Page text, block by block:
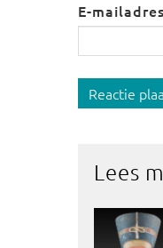
E-
Reactie
Lees